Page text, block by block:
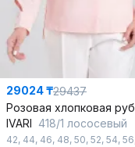
29024 ₸29437
IVARI 418/1 лососевый
42, 44, 46, 48, 50, 52, 54, 56